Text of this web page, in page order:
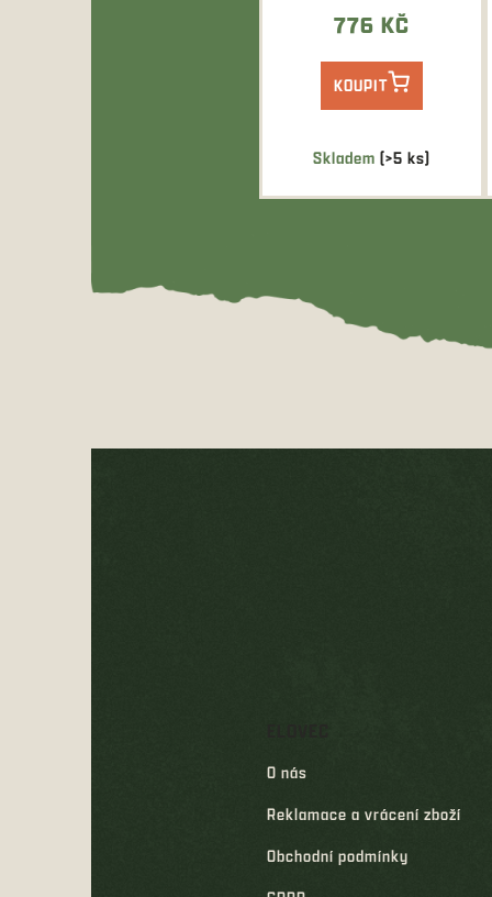
Skladem (>5 ks)
Kompaktní...
776 KČ
KOUPIT
O nás
Reklamace a vrácení zboží
Obchodní podmínky